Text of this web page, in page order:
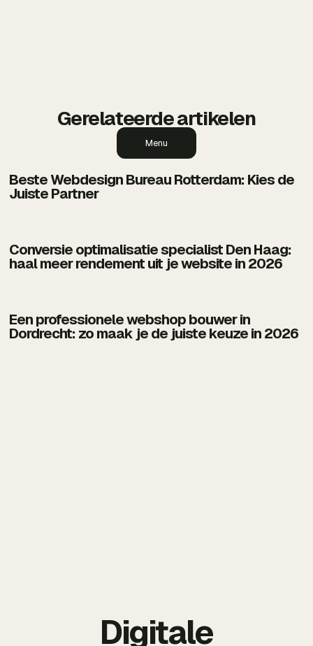
Beste Webdesign Bureau Rotterdam: Kies de
Juiste Partner
Conversie optimalisatie specialist Den Haag:
haal meer rendement uit je website in 2026
Een professionele webshop bouwer in
Dordrecht: zo maak je de juiste keuze in 2026
Gerelateerde artikelen
Menu
Digitale